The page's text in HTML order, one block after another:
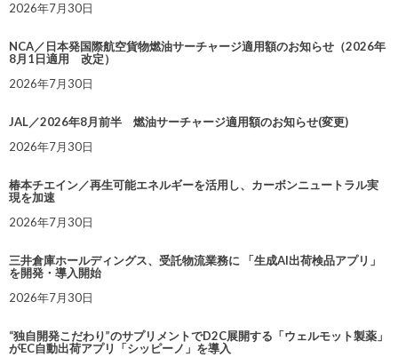
2026年7月30日
NCA／日本発国際航空貨物燃油サーチャージ適用額のお知らせ（2026年
8月1日適用 改定）
2026年7月30日
JAL／2026年8月前半 燃油サーチャージ適用額のお知らせ(変更)
2026年7月30日
椿本チエイン／再生可能エネルギーを活用し、カーボンニュートラル実
現を加速
2026年7月30日
三井倉庫ホールディングス、受託物流業務に 「生成AI出荷検品アプリ」
を開発・導入開始
2026年7月30日
“独自開発こだわり”のサプリメントでD2C展開する「ウェルモット製薬」
がEC自動出荷アプリ「シッピーノ」を導入